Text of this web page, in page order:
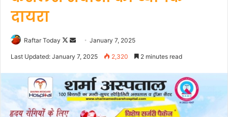
दायरा
Raftar Today
Follow
SendJanuary 7, 2025
Last Updated: January 7, 2025 2,320 2 minutes read